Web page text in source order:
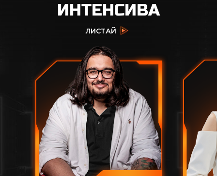
ИНТЕНСИВА
ЛИСТАЙ